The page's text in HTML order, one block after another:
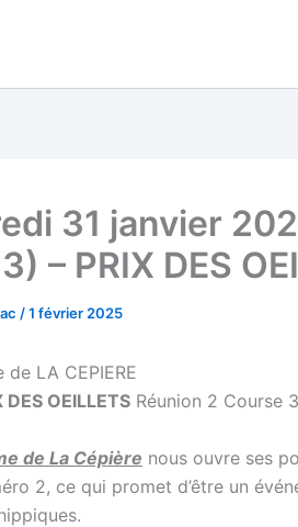
31 janvier
– PRIX DES
/1 février 2025
LA CEPIERE
DES OEILLETS Réunion 2 Course 3
de La Cépière nous ouvre ses
2, ce qui promet d’être un